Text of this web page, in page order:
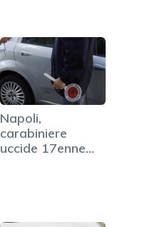
Napoli,
carabiniere
uccide 17enne